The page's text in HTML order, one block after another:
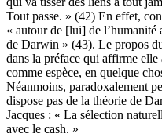
Tout passe. » (42) En effet,
« autour de [lui] de
de Darwin » (43). Le propos
dans la préface qui affirme elle
comme espèce, en quelque
Néanmoins, paradoxalement
dispose pas de la théorie de
Jacques : « La sélection
avec le cash. »